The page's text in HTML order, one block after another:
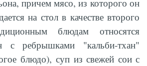
причем мясо, из которого он
на стол в качестве второго
блюдам относятся
с ребрышками "кальби-тхан"
блюдо), суп из свежей сои с